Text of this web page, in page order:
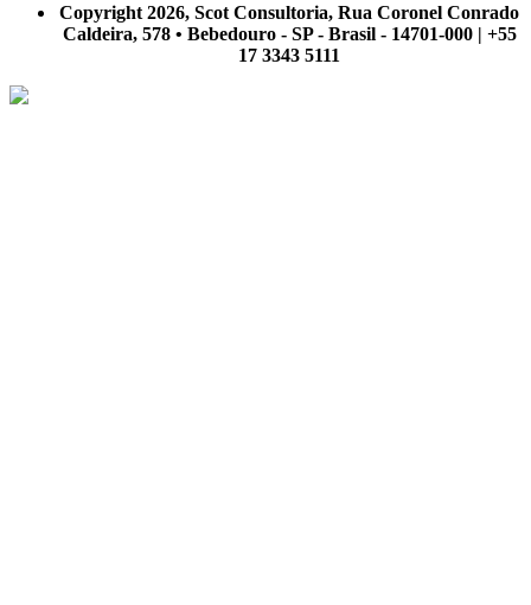
Copyright 2026, Scot Consultoria, Rua Coronel Conrado
Caldeira, 578 • Bebedouro - SP - Brasil - 14701-000 | +55
17 3343 5111